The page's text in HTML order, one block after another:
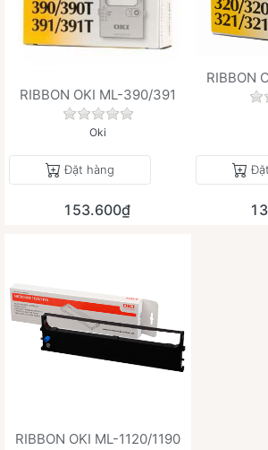
RIBBON OKI ML-390/391
Chưa có đánh giá nào cho
Oki
Đặt hàng
153.600₫
RIBBON
RIBBON OKI ML-1120/1190